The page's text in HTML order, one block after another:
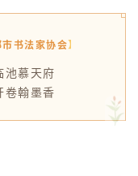
市书法家协会】
池慕天府
卷翰墨香